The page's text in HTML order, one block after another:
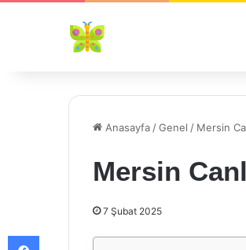
Anasayfa /Genel / Mersin
Mersin
7 Şubat 2025
Facebook